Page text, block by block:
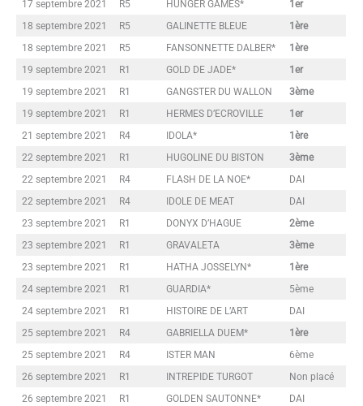
17 septembre 2021 R5 HUNGER GAMES*
1er
18 septembre 2021
R5 GALINETTE BLEUE
1ère
18 septembre 2021
R5 FANSONNETTE DALBER*
1ère
19 septembre 2021
R1 GOLD DE JADE*
1er
19 septembre 2021
R1 GANGSTER DU WALLON
3ème
19 septembre 2021
R1 HERMES D’ECROVILLE
1er
21 septembre 2021
R4 IDOLA*
1ère
22 septembre 2021
R1 HUGOLINE DU BISTON
3ème
22 septembre 2021
R4 FLASH DE LA NOE*
DAI
22 septembre 2021
R4 IDOLE DE MEAT
DAI
23 septembre 2021
R1 DONYX D’HAGUE
2ème
23 septembre 2021
R1 GRAVALETA
3ème
23 septembre 2021
R1 HATHA JOSSELYN*
1ère
24 septembre 2021
R1 GUARDIA*
5ème
24 septembre 2021
R1 HISTOIRE DE L’ART
DAI
25 septembre 2021
R4 GABRIELLA DUEM*
1ère
25 septembre 2021
R4 ISTER MAN
6ème
26 septembre 2021
R1 INTREPIDE TURGOT
Non placé
26 septembre 2021
R1 GOLDEN SAUTONNE*
DAI